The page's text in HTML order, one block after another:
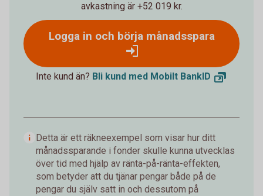
avkastning är +52 019 kr.
Logga in och börja månadsspara
Inte kund än? Bli kund med Mobilt BankID
Detta är ett räkneexempel som visar hur ditt
månadssparande i fonder skulle kunna utvecklas
över tid med hjälp av ränta-på-ränta-effekten,
som betyder att du tjänar pengar både på de
pengar du själv satt in och dessutom på